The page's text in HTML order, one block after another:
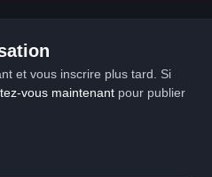
et vous inscrire plus tard. Si
vous maintenantpour publier